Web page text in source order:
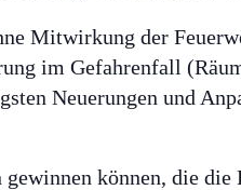
Mitwirkung der
im Gefahrenfall
Neuerungen und
können, die